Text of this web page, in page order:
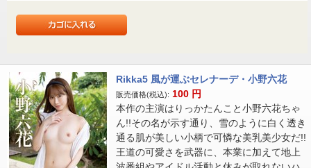
Rikka5 風が運ぶセレナーデ・小野六花
販売価格(税込): 100 円
本作の主演はりっかたんこと小野六花ちゃ
ん!!その名が示す通り、雪のように白く透き
通る肌が美しい小柄で可憐な美乳美少女だ!!
王道の可愛さを武器に、本業に加えて地上